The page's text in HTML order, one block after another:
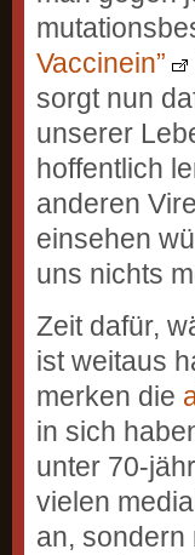
Vaccinein”
sorgt nun
unserer
hoffentlich
anderen
einsehen
uns nichts
Zeit dafür,
ist weitaus
merken die
in sich
unter 70-
vielen
an, sondern